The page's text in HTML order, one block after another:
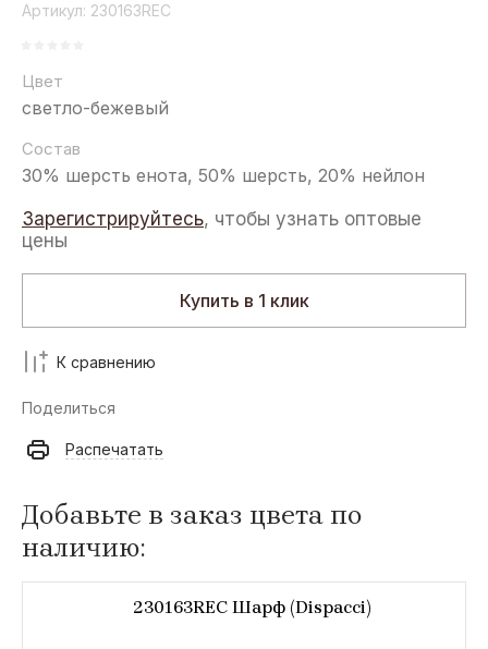
Артикул: 230163REC
Цвет
светло-бежевый
Состав
30% шерсть енота, 50% шерсть, 20% нейлон
Зарегистрируйтесь, чтобы узнать оптовые
цены
Купить в 1 клик
К сравнению
Поделиться
Распечатать
Добавьте в заказ цвета по
наличию:
230163REC Шарф (Dispacci)